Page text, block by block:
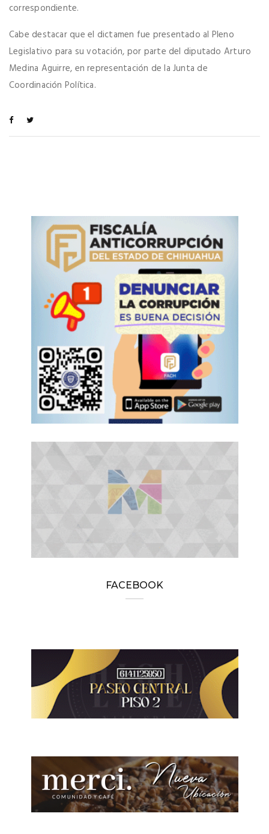
correspondiente.
Cabe destacar que el dictamen fue presentado al Pleno
Legislativo para su votación, por parte del diputado Arturo
Medina Aguirre, en representación de la Junta de
Coordinación Política.
FACEBOOK